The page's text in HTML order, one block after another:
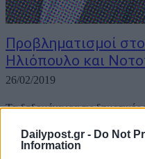
Dailypost.gr - Do Not
Information
Προβληματισμοί
Ηλιόπουλο και
26/02/2019
Τα δεδομένα για τις
περιβάλλον για τον ΣΥΡΙΖΑ.
Δήμους Αθηναίων και
επιλογές των ψηφοφόρων. Η έλλειψη αναγνωρισιμότητας αποτελεί